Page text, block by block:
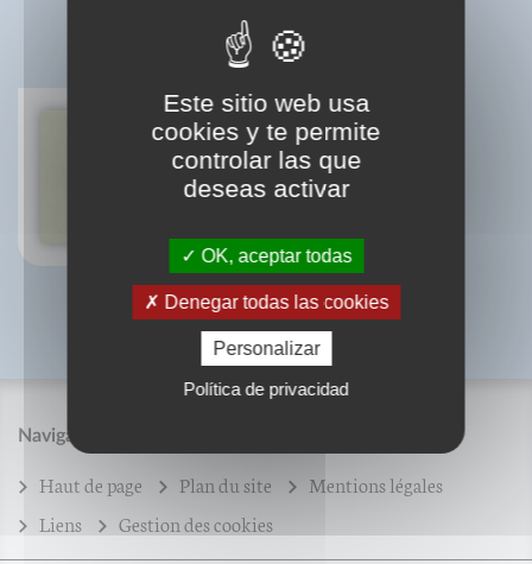
BIBLIOGRAPHIE
Votre beauté en questions
Dounia Hocheimy
Mireille Macalvat
Navigation
Haut de page Plan du site
Mentions légales
Liens
Gestion des cookies
Este sitio web usa
cookies y te permite
controlar las que
deseas activar
OK, aceptar todas
Denegar todas las cookies
Personalizar
Política de privacidad